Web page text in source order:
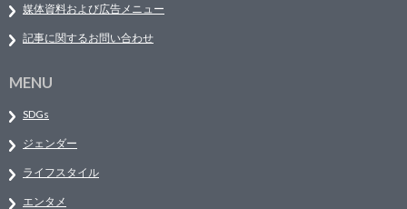
媒体資料および広告メニュー
記事に関するお問い合わせ
MENU
SDGs
ジェンダー
ライフスタイル
エンタメ